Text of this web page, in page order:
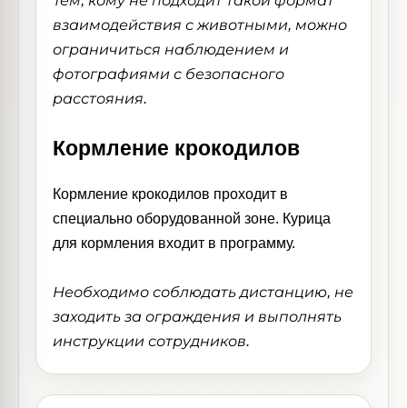
взаимодействия с животными, можно
ограничиться наблюдением и
фотографиями с безопасного
расстояния.
Кормление крокодилов
Кормление крокодилов проходит в
специально оборудованной зоне. Курица
для кормления входит в программу.
Необходимо соблюдать дистанцию, не
заходить за ограждения и выполнять
инструкции сотрудников.